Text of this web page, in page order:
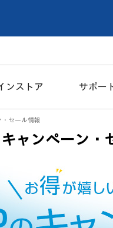
ンストア サポー
セール情報
ャンペーン・